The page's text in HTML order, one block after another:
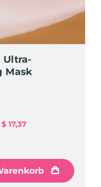
Ultra-
Mask
$ 17,37